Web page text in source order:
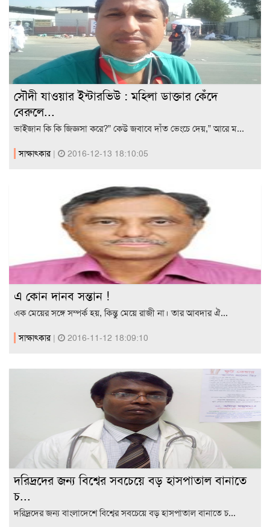
সৌদী যাওয়ার ইন্টারভিউ : মহিলা ডাক্তার কেঁদে
বেরুলে...
ভাইজান কি কি জিজ্ঞসা করে?” কেউ জবাবে দাঁত ভেংচে দেয়,” আরে ম...
সাক্ষাৎকার | 2016-12-13 18:10:05
এ কোন দানব সন্তান !
এক মেয়ের সঙ্গে সম্পর্ক হয়, কিন্তু মেয়ে রাজী না। তার আবদার ঐ...
সাক্ষাৎকার | 2016-11-12 18:09:10
দরিদ্রদের জন্য বিশ্বের সবচেয়ে বড় হাসপাতাল বানাতে
চ...
দরিদ্রদের জন্য বাংলাদেশে বিশ্বের সবচেয়ে বড় হাসপাতাল বানাতে চ...